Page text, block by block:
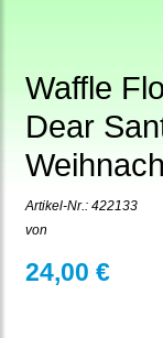
Waffle
Dear
Artikel-Nr.: 422133
von
24,00 €